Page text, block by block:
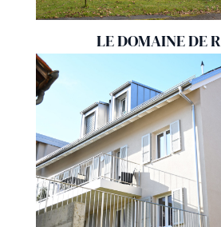
LE DOMAINE DE